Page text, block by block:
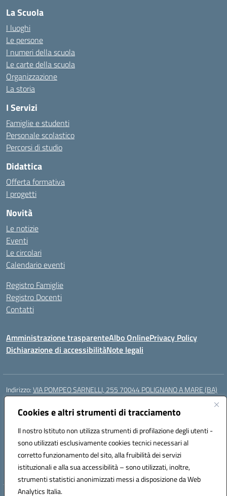
Cookies e altri strumenti di tracciamento
Il nostro Istituto non utilizza strumenti di profilazione degli utenti -
sono utilizzati esclusivamente cookies tecnici necessari al
corretto funzionamento del sito, alla fruibilità dei servizi
istituzionali e alla sua accessibilità – sono utilizzati, inoltre,
strumenti statistici anonimizzati messi a disposizione da Web
Analytics Italia.
La Scuola
I luoghi
Le persone
I numeri della scuola
Le carte della scuola
Organizzazione
La storia
I Servizi
Famiglie e studenti
Personale scolastico
Percorsi di studio
Didattica
Offerta formativa
I progetti
Novità
Le notizie
Eventi
Le circolari
Calendario eventi
Registro Famiglie
Registro Docenti
Contatti
Amministrazione trasparenteAlbo OnlinePrivacy Policy
Dichiarazione di accessibilitàNote legali
Indirizzo:VIA POMPEO SARNELLI, 255 70044 POLIGNANO A MARE (BA)
Centralino:
Posta elettronica certificata (PEC):BAIC87200N@pec.istruzione.it
Codice fiscale: 93423350722
Codice meccanografico:BAIC87200N
Codice Indice delle Pubbliche Amministrazioni (IPA): istsc_BAIC87200N
Codice unico di fatturazione (CUF): UF9AKD